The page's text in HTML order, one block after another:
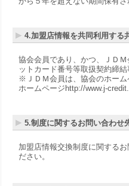
4.加盟店情報を共同利用する
協会会員であり、かつ、ＪＤ
ットカード番号等取扱契約締
※ＪＤＭ会員は、協会のホーム
ホームページhttp://www.j-
5.制度に関するお問い合わせ
加盟店情報交換制度に関する
ださい。